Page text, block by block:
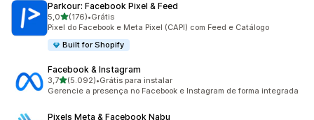
Parkour: Facebook Pixel & Feed
5,0de 5 estrelas
(176)
176 avaliações ao todo
•Grátis
Pixel do Facebook e Meta Pixel (CAPI) com Feed e Catálogo
Built for Shopify
Facebook & Instagram
3,7de 5 estrelas
(5.092)
5092 avaliações ao todo
•Grátis para instalar
Gerencie a presença no Facebook e Instagram de forma integrada
Pixels Meta & Facebook Nabu